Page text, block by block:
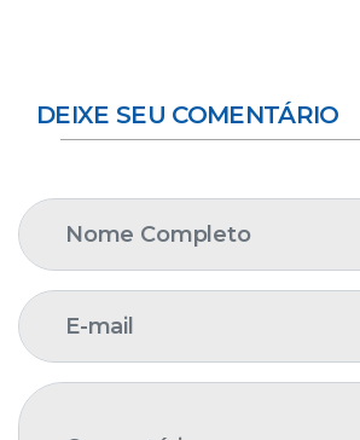
DEIXE SEU COMENTÁRIO